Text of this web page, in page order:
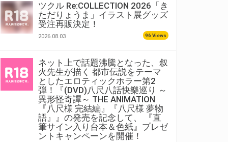
ツクル Re:COLLECTION 2026「き
ただりょうま」イラスト展グッズ
受注再販決定！
2026.08.03 96 Views
ネット上で話題沸騰となった、叙
火先生が描く 都市伝説をテーマ
としたエロティックホラー第2
弾！『(DVD)八尺八話快樂巡り ～
異形怪奇譚～ THE ANIMATION
『八尺様 完結編』『八尺様 夢物
語』』の発売を記念して、 『直
筆サイン入り台本＆色紙』プレゼ
ントキャンペーンを開催！